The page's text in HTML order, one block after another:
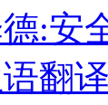
:安
翻